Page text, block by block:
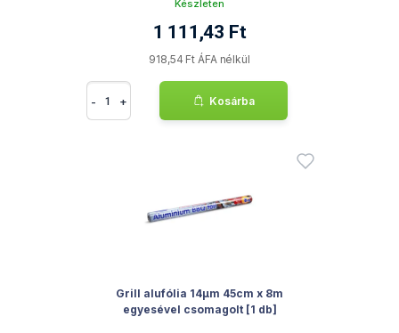
Készleten
1 111,43 Ft
918,54 Ft ÁFA nélkül
- + Kosárba
Grill alufólia 14µm 45cm x 8m
egyesével csomagolt [1 db]